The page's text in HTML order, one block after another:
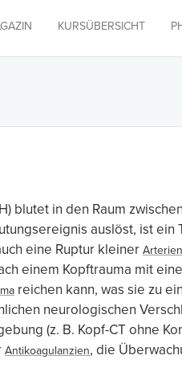
KURSÜBERSICHT
blutet in den Raum
auslöst, ist
eine Ruptur kleiner Arterien
einem Kopftrauma mit
reichen kann, was sie zu
neurologischen
(z. B. Kopf-CT ohne
Antikoagulanzien, die